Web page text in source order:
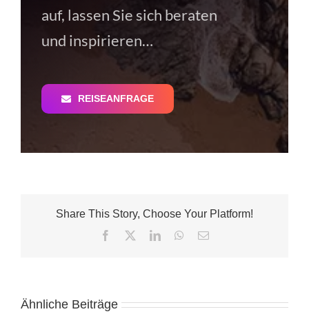
auf, lassen Sie sich beraten
und inspirieren…
REISEANFRAGE
Share This Story, Choose Your Platform!
Facebook LinkedInWhatsApp
E-
Ähnliche Beiträge